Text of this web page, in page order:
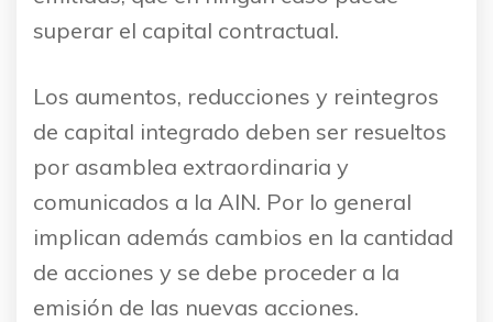
superar el capital contractual.
Los aumentos, reducciones y reintegros
de capital integrado deben ser resueltos
por asamblea extraordinaria y
comunicados a la AIN. Por lo general
implican además cambios en la cantidad
de acciones y se debe proceder a la
emisión de las nuevas acciones.